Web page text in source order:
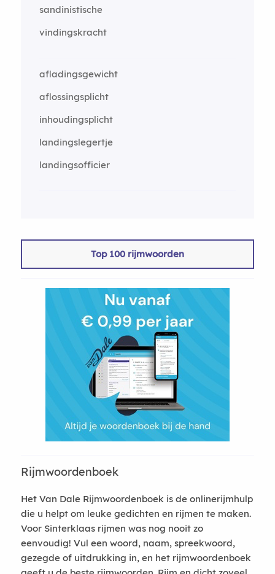
sandinistische
vindingskracht
afladingsgewicht
aflossingsplicht
inhoudingsplicht
landingslegertje
landingsofficier
Top 100 rijmwoorden
Rijmwoordenboek
Het Van Dale Rijmwoordenboek is de onlinerijmhulp
die u helpt om leuke gedichten en rijmen te maken.
Voor Sinterklaas rijmen was nog nooit zo
eenvoudig! Vul een woord, naam, spreekwoord,
gezegde of uitdrukking in, en het rijmwoordenboek